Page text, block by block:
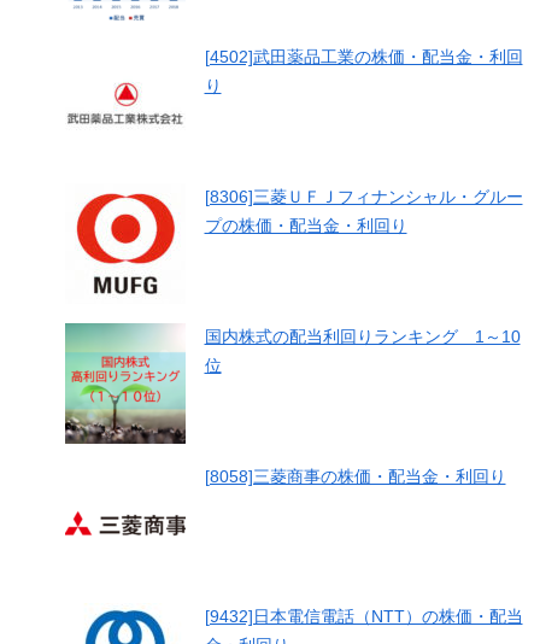
[4502]武田薬品工業の株価・配当金・利回
り
[8306]三菱ＵＦＪフィナンシャル・グルー
プの株価・配当金・利回り
国内株式の配当利回りランキング 1～10
位
[8058]三菱商事の株価・配当金・利回り
[9432]日本電信電話（NTT）の株価・配当